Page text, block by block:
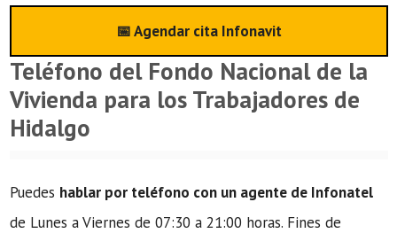
📅 Agendar cita Infonavit
Teléfono del Fondo Nacional de la
Vivienda para los Trabajadores de
Hidalgo
Puedes hablar por teléfono con un agente de Infonatel
de Lunes a Viernes de 07:30 a 21:00 horas. Fines de